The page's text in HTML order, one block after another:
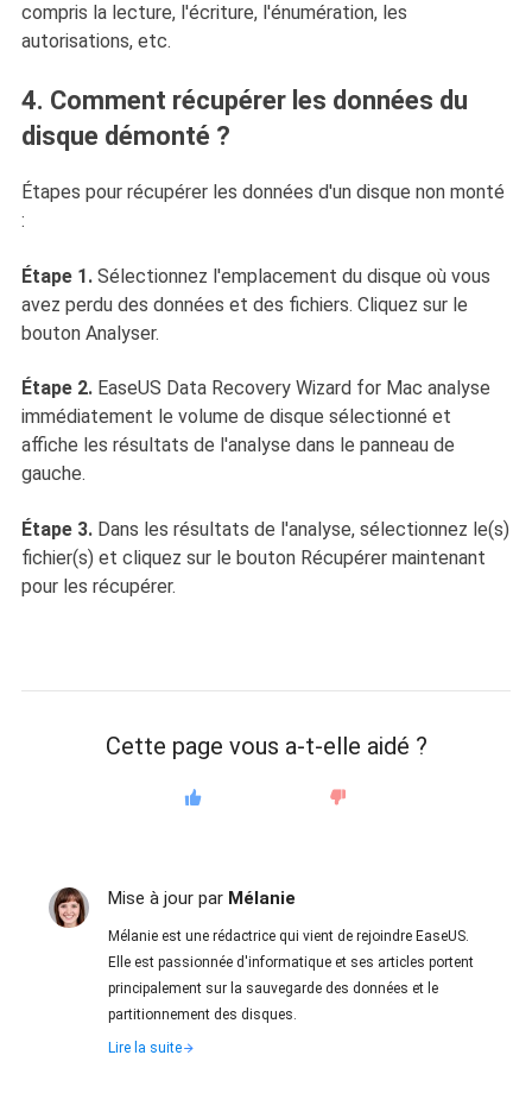
compris la lecture, l'écriture, l'énumération, les
autorisations, etc.
4. Comment récupérer les données du
disque démonté ?
Étapes pour récupérer les données d'un disque non monté
:
Étape 1.Sélectionnez l'emplacement du disque où vous
avez perdu des données et des fichiers. Cliquez sur le
bouton Analyser.
Étape 2.EaseUS Data Recovery Wizard for Mac analyse
immédiatement le volume de disque sélectionné et
affiche les résultats de l'analyse dans le panneau de
gauche.
Étape 3.Dans les résultats de l'analyse, sélectionnez le(s)
fichier(s) et cliquez sur le bouton Récupérer maintenant
pour les récupérer.
Cette page vous a-t-elle aidé ?
Mise à jour par Mélanie
Mélanie est une rédactrice qui vient de rejoindre EaseUS.
Elle est passionnée d'informatique et ses articles portent
principalement sur la sauvegarde des données et le
partitionnement des disques.
Lire la suite